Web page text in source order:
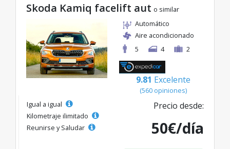
Skoda Kamiq facelift aut o similar
Automático
Aire acondicionado
5
4 2
9.81 Excelente
(560 opiniones)
Igual a igual
Kilometraje ilimitado
Reunirse y Saludar
Precio desde:
50€/día